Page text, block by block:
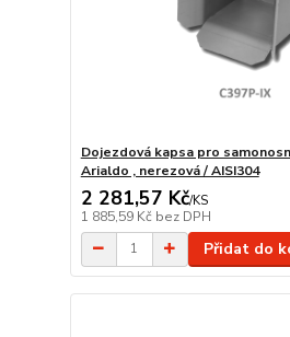
Dojezdová kapsa pro
Arialdo , nerezová / AISI304
2 281,57 Kč/KS
1 885,59 Kč bez DPH
Přidat do